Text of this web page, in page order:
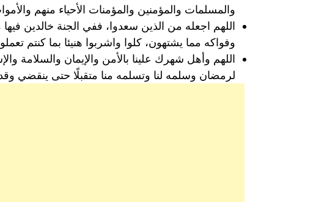
والمسلمات والمؤمنين والمؤمنات الأحياء منهم
اللهم اجعله من الذين سعدوا، ففي الجنة خالدين
وفواكه مما يشتهون، كلوا واشربوا هنيئا بما كنتم
اللهم وأهل شهرك علينا بالأمن والإيمان والسلامة
لرمضان وسلمه لنا وتسلمه منا متقبلًا حتى ينقضي